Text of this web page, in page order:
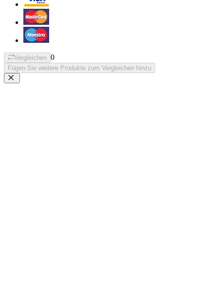
Vergleichen 0
Fügen Sie weitere Produkte zum Vergleichen hinzu